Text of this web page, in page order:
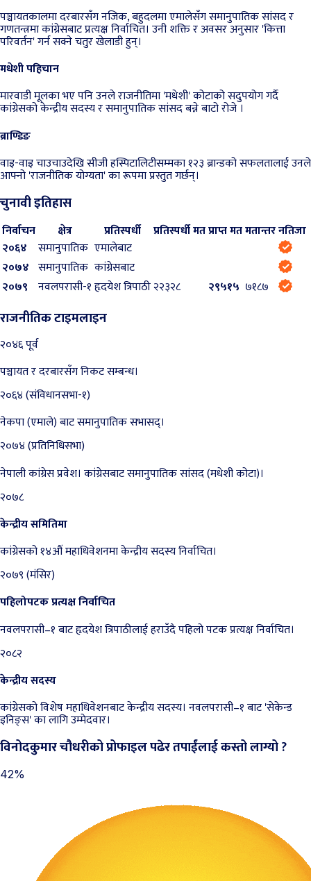
पञ्चायतकालमा दरबारसँग नजिक, बहुदलमा एमालेसँग समानुपातिक सांसद र
गणतन्त्रमा कांग्रेसबाट प्रत्यक्ष निर्वाचित। उनी शक्ति र अवसर अनुसार 'कित्ता
परिवर्तन' गर्न सक्ने चतुर खेलाडी हुन्।
मधेशी पहिचान
मारवाडी मूलका भए पनि उनले राजनीतिमा 'मधेशी' कोटाको सदुपयोग गर्दै
कांग्रेसको केन्द्रीय सदस्य र समानुपातिक सांसद बन्ने बाटो रोजे ।
ब्राण्डिङ
वाइ-वाइ चाउचाउदेखि सीजी हस्पिटालिटीसम्मका १२३ ब्रान्डको सफलतालाई उनले
आफ्नो 'राजनीतिक योग्यता' का रूपमा प्रस्तुत गर्छन्।
चुनावी इतिहास
निर्वाचन क्षेत्र प्रतिस्पर्धी प्रतिस्पर्धी मतप्राप्त मतमतान्तरनतिजा
२०६४
समानुपातिक एमालेबाट
२०७४ समानुपातिक कांग्रेसबाट
२०७९ नवलपरासी-१हृदयेश त्रिपाठी२२३२८ २९५१५ ७१८७
राजनीतिक टाइमलाइन
२०४६ पूर्व
पञ्चायत र दरबारसँग निकट सम्बन्ध।
२०६४ (संविधानसभा-१)
नेकपा (एमाले) बाट समानुपातिक सभासद्।
२०७४ (प्रतिनिधिसभा)
नेपाली कांग्रेस प्रवेश। कांग्रेसबाट समानुपातिक सांसद (मधेशी कोटा)।
२०७८
केन्द्रीय समितिमा
कांग्रेसको १४औं महाधिवेशनमा केन्द्रीय सदस्य निर्वाचित।
२०७९ (मंसिर)
पहिलोपटक प्रत्यक्ष निर्वाचित
नवलपरासी–१ बाट हृदयेश त्रिपाठीलाई हराउँदै पहिलो पटक प्रत्यक्ष निर्वाचित।
२०८२
केन्द्रीय सदस्य
कांग्रेसको विशेष महाधिवेशनबाट केन्द्रीय सदस्य। नवलपरासी–१ बाट 'सेकेन्ड
इनिङ्स' का लागि उम्मेदवार।
विनोदकुमार चौधरीको प्रोफाइल पढेर तपाईंलाई कस्तो लाग्यो ?
42%